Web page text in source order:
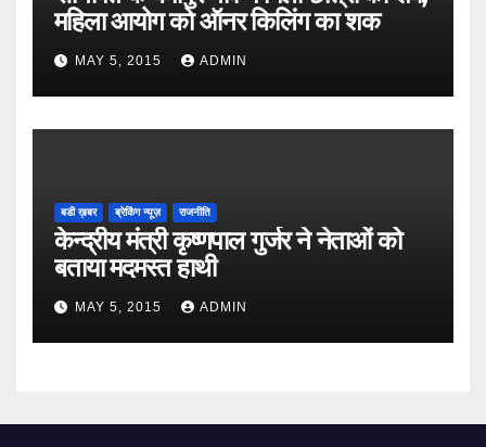
महिला आयोग को ऑनर किलिंग का शक
MAY 5, 2015 ADMIN
बडी ख़बर ब्रेकिंग न्यूज़ राजनीति
केन्द्रीय मंत्री कृष्णपाल गुर्जर ने नेताओं को
बताया मदमस्त हाथी
MAY 5, 2015 ADMIN